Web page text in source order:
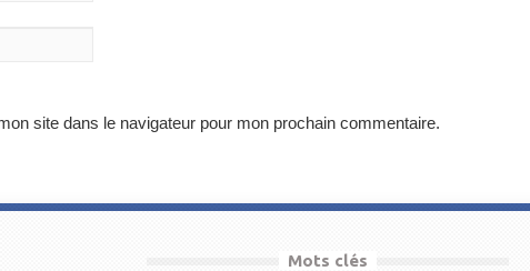
site dans le navigateur pour mon prochain commentaire.
Mots clés